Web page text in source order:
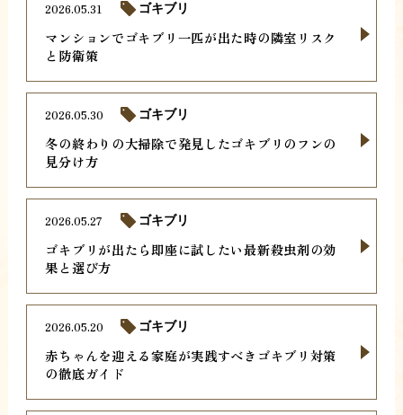
マンションでゴキブリ一匹が出た時の隣室リスク
と防衛策
2026.05.31 ゴキブリ
冬の終わりの大掃除で発見したゴキブリのフンの
見分け方
2026.05.30 ゴキブリ
ゴキブリが出たら即座に試したい最新殺虫剤の効
果と選び方
2026.05.27 ゴキブリ
赤ちゃんを迎える家庭が実践すべきゴキブリ対策
の徹底ガイド
2026.05.20 ゴキブリ